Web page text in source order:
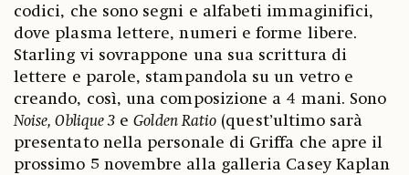
codici, che sono segni e alfabeti immaginifici,
dove plasma lettere, numeri e forme libere.
Starling vi sovrappone una sua scrittura di
lettere e parole, stampandola su un vetro e
creando, così, una composizione a 4 mani. Sono
Noise, Oblique 3 eGolden Ratio (quest’ultimo sarà
presentato nella personale di Griffa che apre il
prossimo 5 novembre alla galleria Casey Kaplan